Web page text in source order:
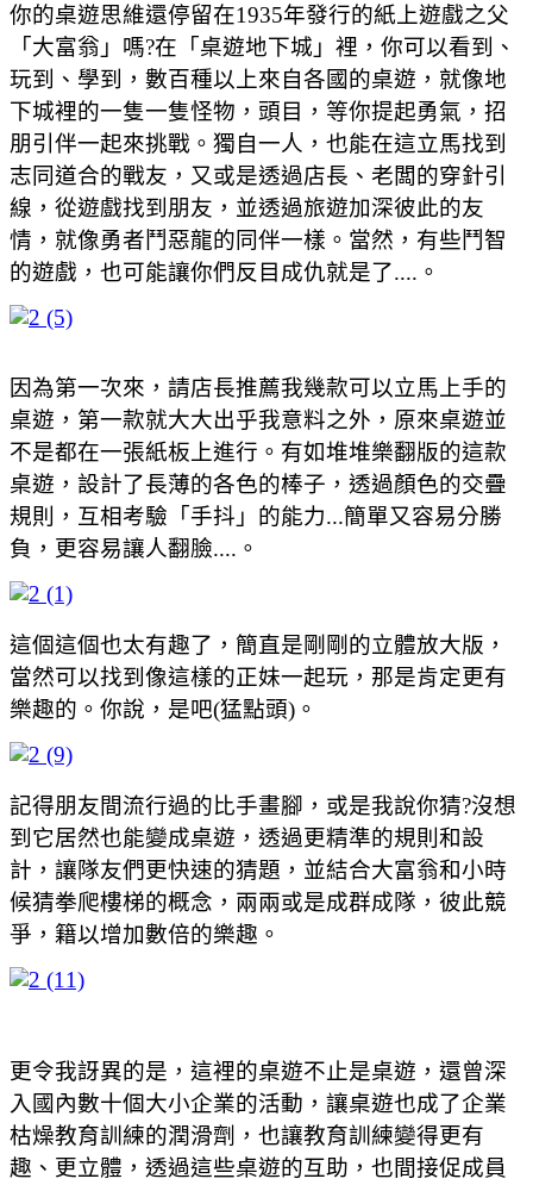
你的桌遊思維還停留在1935年發行的紙上遊戲之父
「大富翁」嗎?在「桌遊地下城」裡，你可以看到、
玩到、學到，數百種以上來自各國的桌遊，就像地
下城裡的一隻一隻怪物，頭目，等你提起勇氣，招
朋引伴一起來挑戰。獨自一人，也能在這立馬找到
志同道合的戰友，又或是透過店長、老闆的穿針引
線，從遊戲找到朋友，並透過旅遊加深彼此的友
情，就像勇者鬥惡龍的同伴一樣。當然，有些鬥智
的遊戲，也可能讓你們反目成仇就是了....。
因為第一次來，請店長推薦我幾款可以立馬上手的
桌遊，第一款就大大出乎我意料之外，原來桌遊並
不是都在一張紙板上進行。有如堆堆樂翻版的這款
桌遊，設計了長薄的各色的棒子，透過顏色的交疊
規則，互相考驗「手抖」的能力...簡單又容易分勝
負，更容易讓人翻臉....。
這個這個也太有趣了，簡直是剛剛的立體放大版，
當然可以找到像這樣的正妹一起玩，那是肯定更有
樂趣的。你說，是吧(猛點頭)。
記得朋友間流行過的比手畫腳，或是我說你猜?沒想
到它居然也能變成桌遊，透過更精準的規則和設
計，讓隊友們更快速的猜題，並結合大富翁和小時
候猜拳爬樓梯的概念，兩兩或是成群成隊，彼此競
爭，籍以增加數倍的樂趣。
更令我訝異的是，這裡的桌遊不止是桌遊，還曾深
入國內數十個大小企業的活動，讓桌遊也成了企業
枯燥教育訓練的潤滑劑，也讓教育訓練變得更有
趣、更立體，透過這些桌遊的互助，也間接促成員